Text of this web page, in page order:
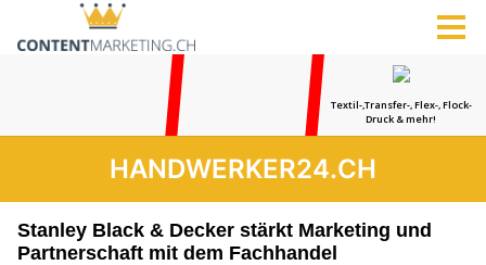
HANDWERKER24.CH
Stanley Black & Decker stärkt Marketing und
Partnerschaft mit dem Fachhandel